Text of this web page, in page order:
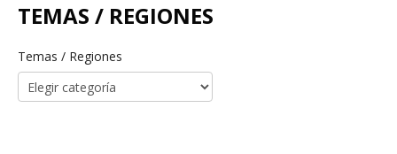
TEMAS / REGIONES
Temas / Regiones